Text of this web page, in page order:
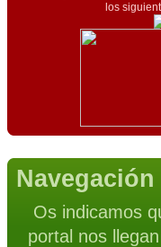
los
Os indicamos
portal nos